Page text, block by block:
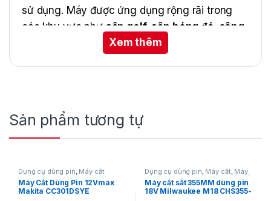
sử dụng. Máy được ứng dụng rộng rãi trong
các khu vực như sân golf, sân bóng đá, công
viên cây xanh, sân vườn biệt thự
Xem thêm
Sản phẩm tương tự
Dụng cụ dùng pin Máy cắt
Máy Cắt Dùng Pin 12Vmax
Makita CC301DSYE
Dụng cụ dùng pin Máy cắt, Máy
cắt kim loại dùng pin Máy cắt sắt
thép dùng pin,Milwaukee
Máy cắt sắt 355MM dùng pin
18V Milwaukee M18 CHS355-